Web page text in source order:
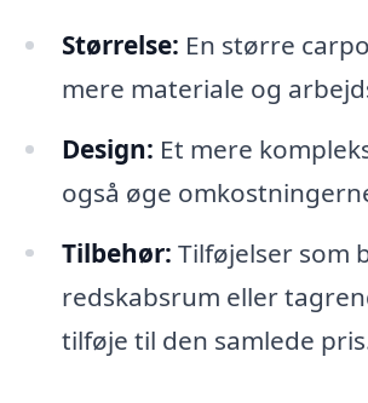
Størrelse: En større
mere materiale og
Design: Et mere
også øge
Tilbehør: Tilføjelser som
redskabsrum eller
tilføje til den samlede